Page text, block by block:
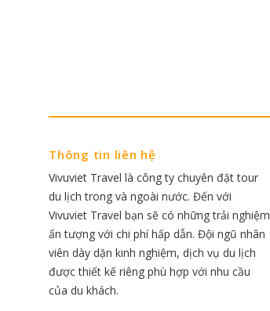
Thông tin liên hệ
Vivuviet Travel là công ty chuyên đặt tour
du lịch trong và ngoài nước. Đến với
Vivuviet Travel bạn sẽ có những trải nghiệm
ấn tượng với chi phí hấp dẫn. Đội ngũ nhân
viên dày dặn kinh nghiệm, dịch vụ du lịch
được thiết kế riêng phù hợp với nhu cầu
của du khách.